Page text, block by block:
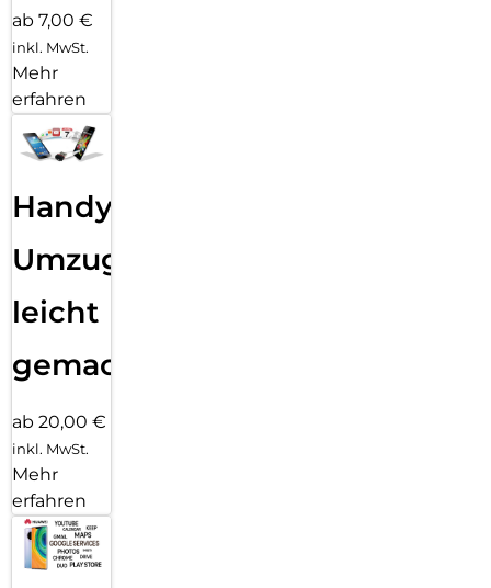
ab 7,00 €
inkl. MwSt.
Mehr
erfahren
Handy
Umzug
leicht
gemacht!
ab 20,00 €
inkl. MwSt.
Mehr
erfahren